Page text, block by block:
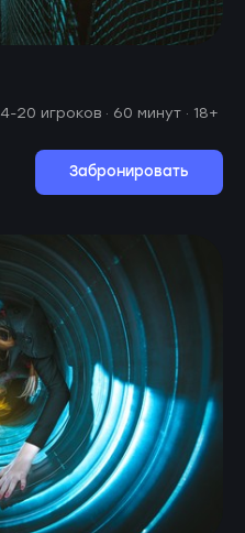
4-20 игроков · 60 минут · 18+
Забронировать